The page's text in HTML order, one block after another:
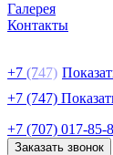
Галерея
Контакты
+7 (747)
+7 (747)
+7 (707) 017-85-
Заказать звонок